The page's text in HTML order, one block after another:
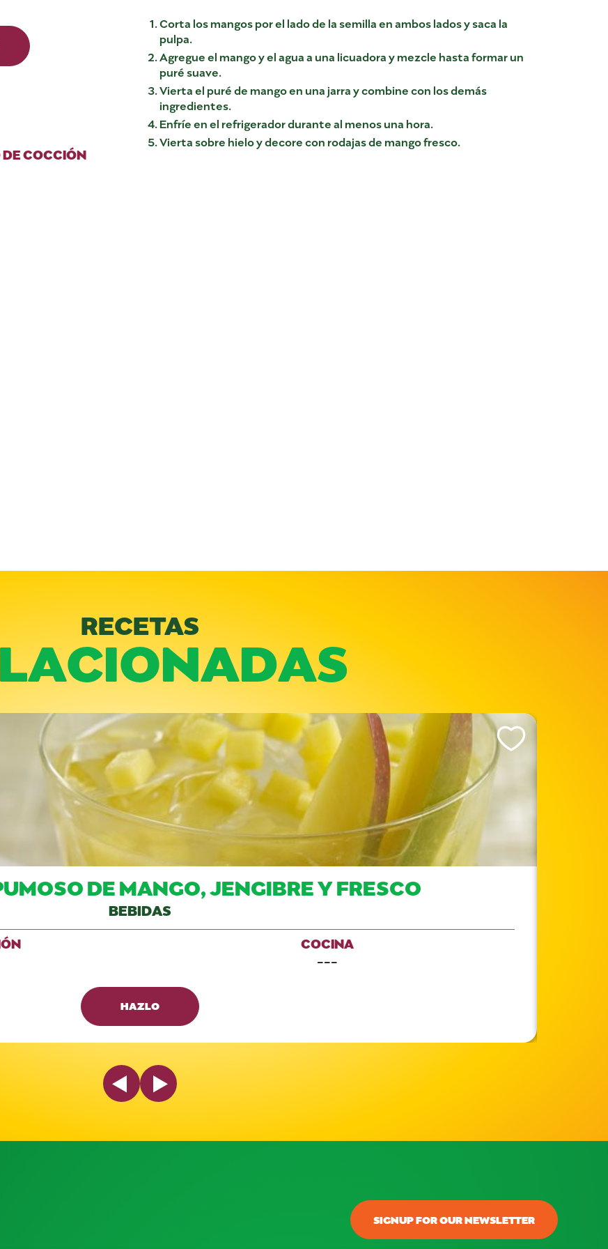
COCCIÓN
Corta los mangos por el lado de la semilla en ambos lados y saca la
pulpa.
Agregue el mango y el agua a una licuadora y mezcle hasta formar un
puré suave.
Vierta el puré de mango en una jarra y combine con los demás
ingredientes.
Enfríe en el refrigerador durante al menos una hora.
Vierta sobre hielo y decore con rodajas de mango fresco.
RECETAS
Like This Recipe
DE MANGO, JENGIBRE Y FRESCO
BEBIDAS
COCINA
---
HAZLO
Previous SlideNext Slide
SIGNUP FOR OUR NEWSLETTER